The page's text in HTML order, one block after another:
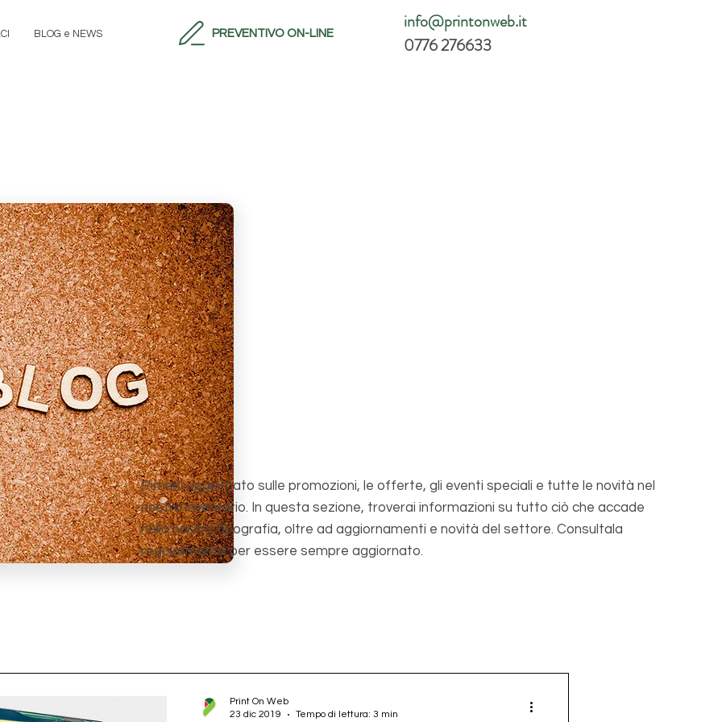
BLOG e NEWS PREVENTIVO ON-LINE
info@printonweb.it
0776 276633
Rimani aggiornato sulle promozioni, le offerte, gli eventi speciali e tutte le novità nel
nostro inventario. In questa sezione, troverai informazioni su tutto ciò che accade
nella nostra tipografia, oltre ad aggiornamenti e novità del settore. Consultala
regolarmente per essere sempre aggiornato.
Print On Web
23 dic 2019
Tempo di lettura: 3 min